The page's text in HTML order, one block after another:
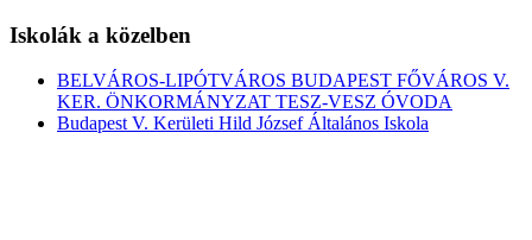
Iskolák a közelben
BELVÁROS-LIPÓTVÁROS BUDAPEST FŐVÁROS V.
KER. ÖNKORMÁNYZAT TESZ-VESZ ÓVODA
Budapest V. Kerületi Hild József Általános Iskola